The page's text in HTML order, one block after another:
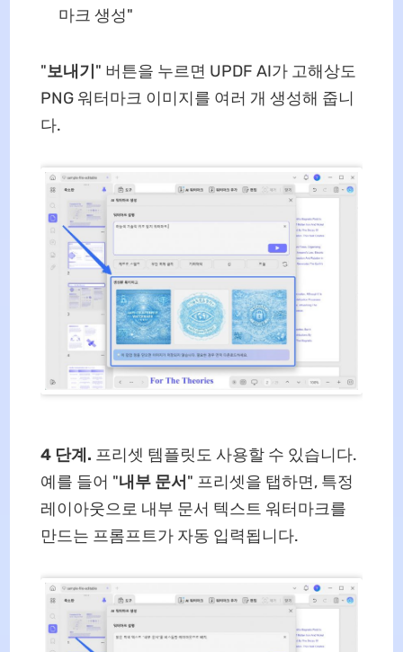
마크 생성"
"보내기 " 버튼을 누르면 UPDF AI가 고해상도
PNG 워터마크 이미지를 여러 개 생성해 줍니
다.
4 단계. 프리셋 템플릿도 사용할 수 있습니다.
예를 들어 "내부 문서 " 프리셋을 탭하면, 특정
레이아웃으로 내부 문서 텍스트 워터마크를
만드는 프롬프트가 자동 입력됩니다.